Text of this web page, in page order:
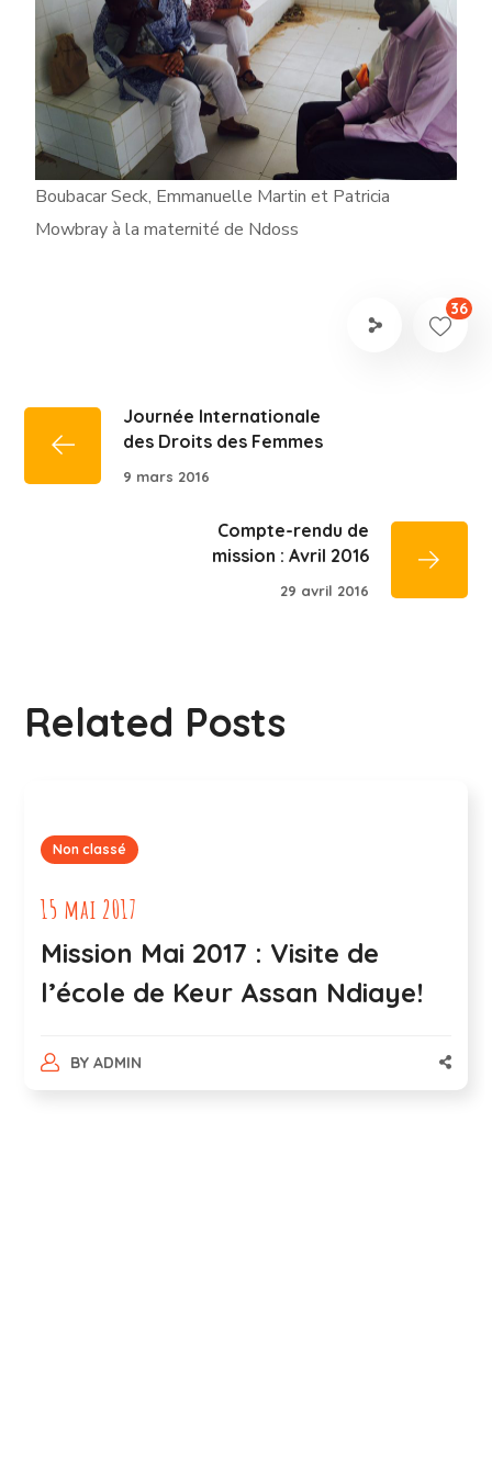
Boubacar Seck, Emmanuelle Martin et Patricia
Mowbray à la maternité de Ndoss
36
Journée Internationale
des Droits des Femmes
9 mars 2016
Compte-rendu de
mission : Avril 2016
29 avril 2016
Related Posts
Non classé
15 mai 2017
Mission Mai 2017 : Visite de
l’école de Keur Assan Ndiaye!
BY ADMIN